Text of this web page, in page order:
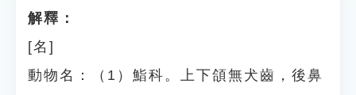
解釋：
[名]
動物名：（1）鮨科。上下頜無犬齒，後鼻